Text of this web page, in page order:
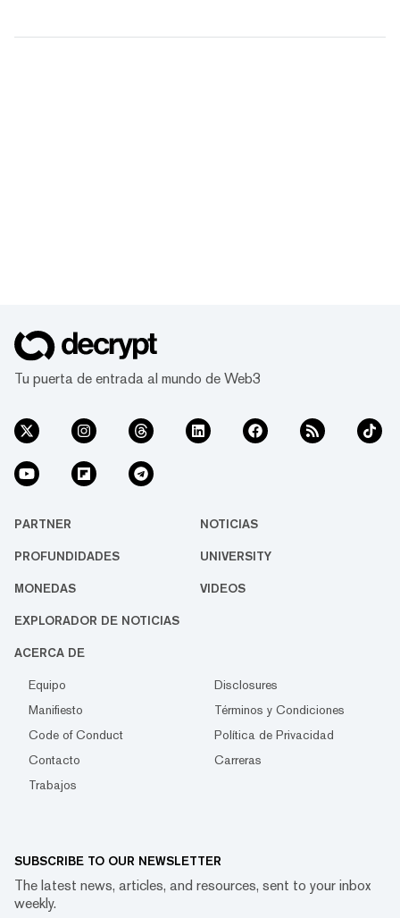
Tu puerta de entrada al mundo de Web3
PARTNER NOTICIAS
PROFUNDIDADES UNIVERSITY
MONEDAS VIDEOS
EXPLORADOR DE NOTICIAS
ACERCA DE
Equipo
Disclosures
Manifiesto
Términos y Condiciones
Code of Conduct
Política de Privacidad
Contacto
Carreras
Trabajos
SUBSCRIBE TO OUR NEWSLETTER
The latest news, articles, and resources, sent to your inbox
weekly.